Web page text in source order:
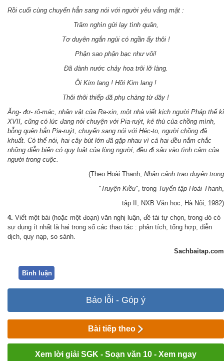
Rồi cuối cùng chuyển hẳn sang nói với người yêu vắng mặt :
Trăm nghìn gửi lạy tình quân,
Tơ duyên ngắn ngủi có ngần ấy thôi !
Phận sao phận bạc như vôi!
Đã đành nước chảy hoa trôi lỡ làng.
Ôi Kim lang ! Hỡi Kim lang !
Thôi thôi thiếp đã phụ chàng từ đây !
Ăng- đơ- rô-mác, nhân vật của Ra-xin, một nhà viết kịch người Pháp thế kỉ
XVII, cũng có lúc đang nói chuyện với Pia-ruýt, kẻ thù của chồng mình,
bỗng quên hẳn Pia-ruýt, chuyển sang nói với Héc-to, người chồng đã
khuất. Có thể nói, hai cây bút lớn đã gặp nhau vì cả hai đều nắm chắc
những diễn biến có quy luật của lòng người, đều đi sâu vào tình cảm của
người trong cuộc.
(Theo Hoài Thanh, Nhân cảnh trao duyên trong
"Truyện Kiều", trong Tuyển tập Hoài Thanh,
tập II, NXB Văn học, Hà Nội, 1982)
4. Viết một bài (hoặc một đoạn) văn nghị luận, đề tài tự chọn, trong đó có
sự dụng ít nhất là hai trong số các thao tác : phân tích, tổng hợp, diễn
dịch, quy nạp, so sánh.
Sachbaitap.com
Bình luận
Báo lỗi - Góp ý
Bài tiếp theo
Xem lời giải SGK - Soạn văn 10 - Xem ngay